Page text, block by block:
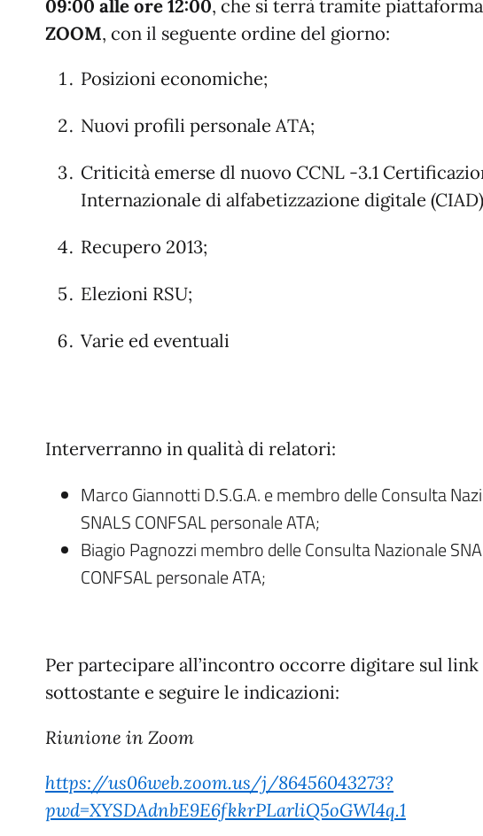
09:00 alle ore 12:00, che si terrà tramite piattaforma
ZOOM, con il seguente ordine del giorno:
Posizioni economiche;
Nuovi profili personale ATA;
Criticità emerse dl nuovo CCNL -3.1
Internazionale di alfabetizzazione digitale (CIAD)
Recupero 2013;
Elezioni RSU;
Varie ed eventuali
Interverranno in qualità di relatori:
Marco Giannotti D.S.G.A. e membro delle Consulta
SNALS CONFSAL personale ATA;
Biagio Pagnozzi membro delle Consulta Nazionale
CONFSAL personale ATA;
Per partecipare all’incontro occorre digitare sul link
sottostante e seguire le indicazioni:
Riunione in Zoom
https://us06web.zoom.us/j/86456043273?
pwd=XYSDAdnbE9E6fkkrPLarliQ5oGWl4q.1